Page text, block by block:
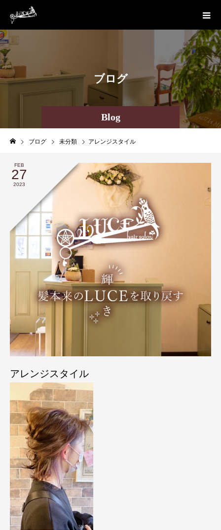
Blog
ブロ グ
ブログ 未分類 アレンジスタイル
FEB
27
2023
アレンジスタイル